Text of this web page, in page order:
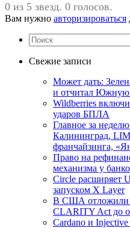
0 из 5 звезд. 0 голосов.
Вам нужно авторизироваться
Свежие записи
Может дать:
и отчитал
Wildberries
ударов БПЛА
Главное за
Калининград,
франчайзинга,
Право на
механизма у
Circle расширяет
запуском X Layer
В США отложили
CLARITY Act до
Cardano и